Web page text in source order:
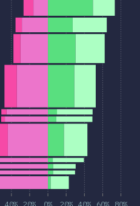
40% 20% 0% 20% 40% 60% 80%